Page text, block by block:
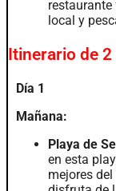
local y
Itinerario de
Día 1
Mañana:
Playa de
en esta
mejores